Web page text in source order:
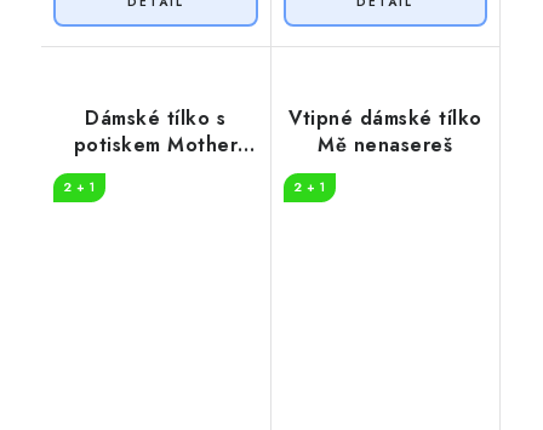
Dámské tílko s
potiskem Mother
2 + 1
Vtipné dámské tílko
Mě nenasereš
2 + 1